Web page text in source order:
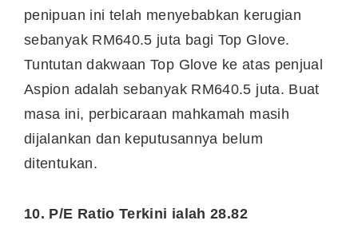
penipuan ini telah menyebabkan kerugian
sebanyak RM640.5 juta bagi Top Glove.
Tuntutan dakwaan Top Glove ke atas penjual
Aspion adalah sebanyak RM640.5 juta. Buat
masa ini, perbicaraan mahkamah masih
dijalankan dan keputusannya belum
ditentukan.
10. P/E Ratio Terkini ialah 28.82